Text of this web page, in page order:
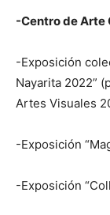
-Centro de Arte
-Exposición
Nayarita 2022”
Artes Visuales
-Exposición
-Exposición